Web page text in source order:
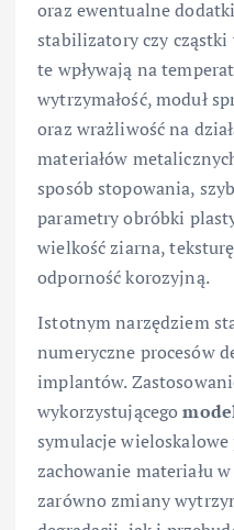
oraz ewentualne
stabilizatory czy cząstki
te wpływają na
wytrzymałość, moduł
oraz wrażliwość na
materiałów
sposób stopowania,
parametry obróbki
wielkość ziarna,
odporność korozyjną.
Istotnym narzędziem
numeryczne procesów
implantów.
wykorzystującego
symulacje
zachowanie materiału
zarówno zmiany